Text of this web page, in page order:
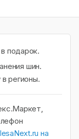
подарок.
шин.
регионы.